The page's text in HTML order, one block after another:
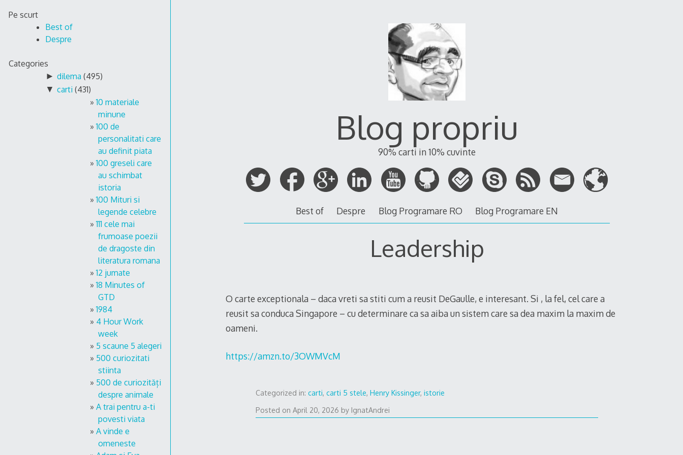
Blog propriu
90% carti in 10% cuvinte
Best of Despre Blog Programare RO Blog Programare EN
Leadership
O carte exceptionala – daca vreti sa stiti cum a reusit DeGaulle, e interesant. Si , la fel, cel care a
reusit sa conduca Singapore – cu determinare ca sa aiba un sistem care sa dea maxim la maxim de
oameni.
https://amzn.to/3OWMVcM
Categorized in:carti,carti 5 stele,Henry Kissinger,istorie
Posted onApril 20, 2026 February
by IgnatAndrei
Pe scurt
Best of
Despre
Categories
► dilema (495)
▼ carti (431)
10 materiale
minune
100 de
personalitati care
au definit piata
100 greseli care
au schimbat
istoria
100 Mituri si
legende celebre
111 cele mai
frumoase poezii
de dragoste din
literatura romana
12 jumate
18 Minutes of
GTD
1984
4 Hour Work
week
5 scaune 5 alegeri
500 curiozitati
stiinta
500 de curiozități
despre animale
A trai pentru a-ti
povesti viata
A vinde e
omeneste